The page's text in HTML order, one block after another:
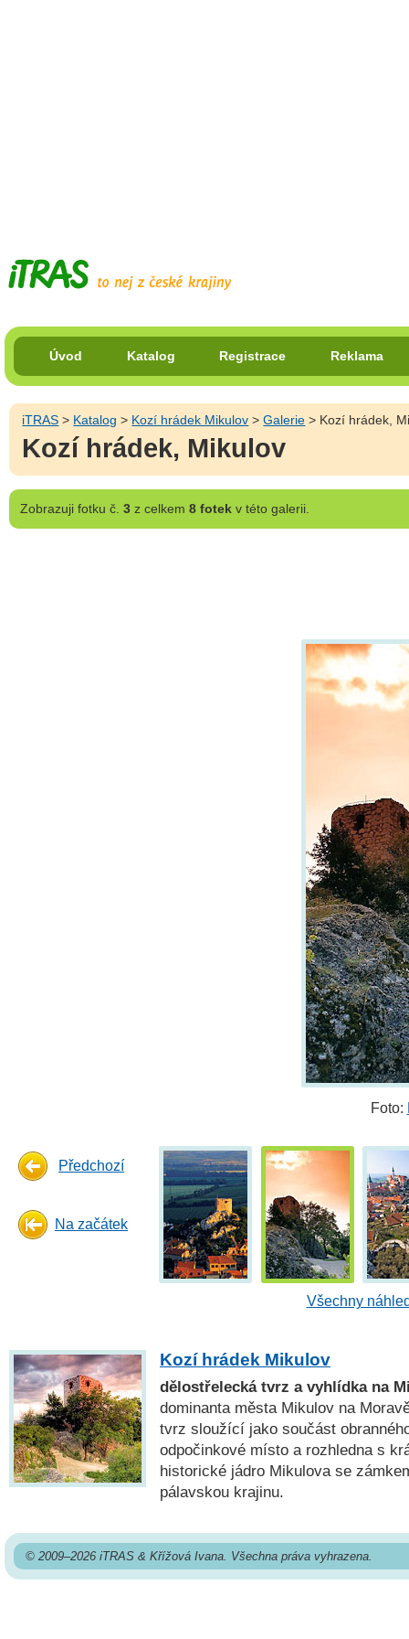
Úvod Katalog Registrace Reklama
iTRAS > Katalog > Kozí hrádek Mikulov >Galerie > Kozí hrádek,
Kozí hrádek, Mikulov
Zobrazujifotku č. 3z celkem 8 fotekv této galerii.
Foto:
Předchozí
Na začátek
Všechny
Kozí hrádek Mikulov
dělostřelecká tvrz a vyhlídka na
dominanta města Mikulov na
tvrz sloužící jako součást
odpočinkové místo a rozhledna s
historické jádro Mikulova se
pálavskou krajinu.
© 2009–2026 iTRAS & Křížová Ivana. Všechna práva vyhrazena.